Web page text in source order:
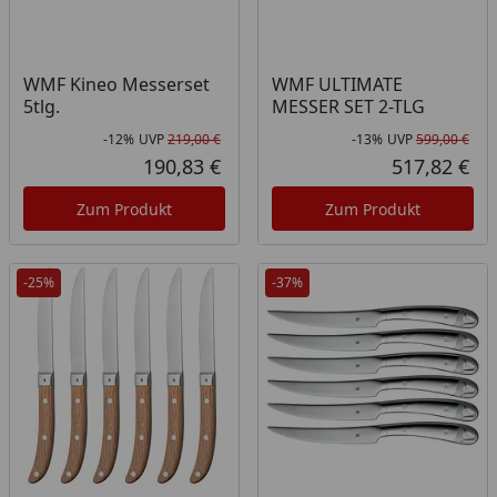
WMF Kineo Messerset
5tlg.
Rabatt in Prozent
-12%
Ursprünglicher Preis
UVP219,00 €
Aktueller Preis
190,83 €
Zum Produkt
WMF ULTIMATE
MESSER SET 2-TLG
-13% UVP599,00 €
517,82 €
Zum Produkt
-25% -37%